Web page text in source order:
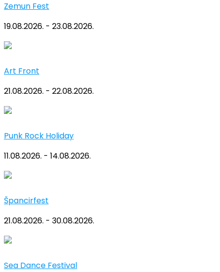
Zemun Fest
19.08.2026. - 23.08.2026.
Art Front
21.08.2026. - 22.08.2026.
Punk Rock Holiday
11.08.2026. - 14.08.2026.
Špancirfest
21.08.2026. - 30.08.2026.
Sea Dance Festival